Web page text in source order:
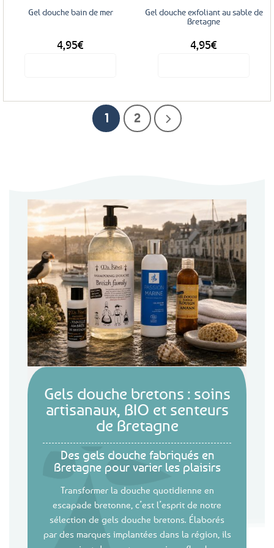
Gel douche bain de mer
4,95€
Gel douche exfoliant au sable de
Bretagne
4,95€
1 2
Gels douche bretons : soins
artisanaux, BIO et senteurs
de Bretagne
Des gels douche fabriqués en
Bretagne pour varier les plaisirs
Transformer la douche quotidienne en
escapade bretonne, c’est l’esprit de notre
sélection de gels douche bretons. Élaborés
par des marques implantées dans la région, ils